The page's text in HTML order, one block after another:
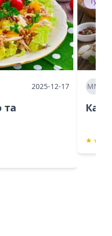
2025-12-17
та
ММ
★ ★